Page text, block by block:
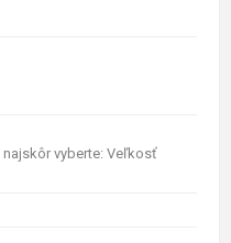
vyberte: Veľkosť